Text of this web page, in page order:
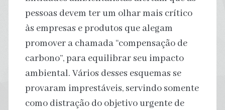
pessoas devem ter um olhar mais crítico
às empresas e produtos que alegam
promover a chamada “compensação de
carbono”, para equilibrar seu impacto
ambiental. Vários desses esquemas se
provaram imprestáveis, servindo somente
como distração do objetivo urgente de